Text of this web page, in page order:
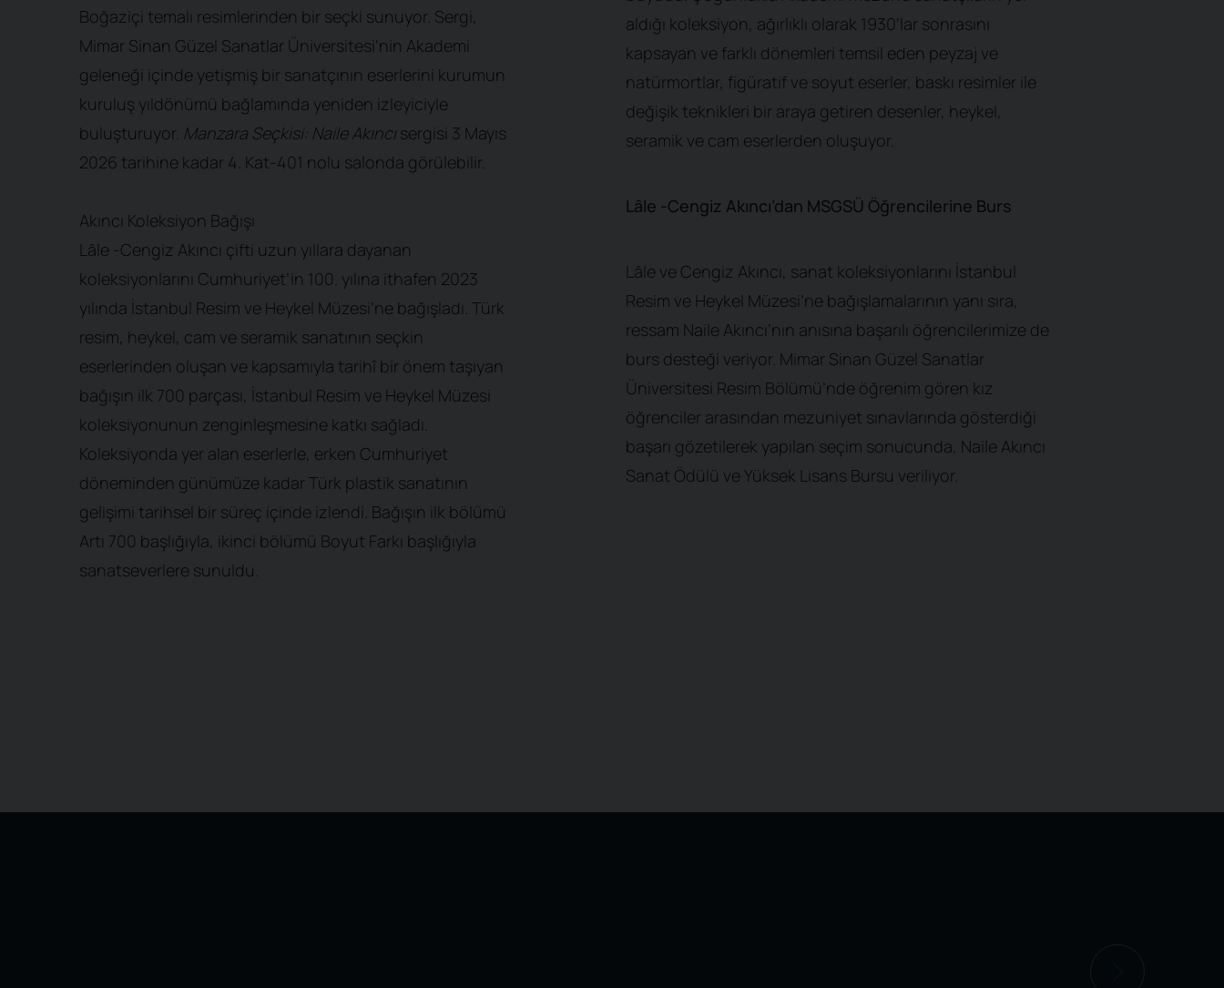
Boğaziçi temalı resimlerinden bir seçki sunuyor. Sergi,
Mimar Sinan Güzel Sanatlar Üniversitesi’nin Akademi
geleneği içinde yetişmiş bir sanatçının eserlerini kurumun
kuruluş yıldönümü bağlamında yeniden izleyiciyle
buluşturuyor. Manzara Seçkisi: Naile Akıncı sergisi 3 Mayıs
2026 tarihine kadar 4. Kat-401 nolu salonda görülebilir.
Akıncı Koleksiyon Bağışı
Lâle -Cengiz Akıncı çifti uzun yıllara dayanan
koleksiyonlarını Cumhuriyet’in 100. yılına ithafen 2023
yılında İstanbul Resim ve Heykel Müzesi’ne bağışladı. Türk
resim, heykel, cam ve seramik sanatının seçkin
eserlerinden oluşan ve kapsamıyla tarihî bir önem taşıyan
bağışın ilk 700 parçası, İstanbul Resim ve Heykel Müzesi
koleksiyonunun zenginleşmesine katkı sağladı.
Koleksiyonda yer alan eserlerle, erken Cumhuriyet
döneminden günümüze kadar Türk plastik sanatının
gelişimi tarihsel bir süreç içinde izlendi. Bağışın ilk bölümü
Artı 700 başlığıyla, ikinci bölümü Boyut Farkı başlığıyla
sanatseverlere sunuldu.
aldığı koleksiyon, ağırlıklı olarak 1930’lar sonrasını
kapsayan ve farklı dönemleri temsil eden peyzaj ve
natürmortlar, figüratif ve soyut eserler, baskı resimler ile
değişik teknikleri bir araya getiren desenler, heykel,
seramik ve cam eserlerden oluşuyor.
Lâle -Cengiz Akıncı’dan MSGSÜ Öğrencilerine Burs
Lâle ve Cengiz Akıncı, sanat koleksiyonlarını İstanbul
Resim ve Heykel Müzesi’ne bağışlamalarının yanı sıra,
ressam Naile Akıncı’nın anısına başarılı öğrencilerimize de
burs desteği veriyor. Mimar Sinan Güzel Sanatlar
Üniversitesi Resim Bölümü’nde öğrenim gören kız
öğrenciler arasından mezuniyet sınavlarında gösterdiği
başarı gözetilerek yapılan seçim sonucunda, Naile Akıncı
Sanat Ödülü ve Yüksek Lisans Bursu veriliyor.